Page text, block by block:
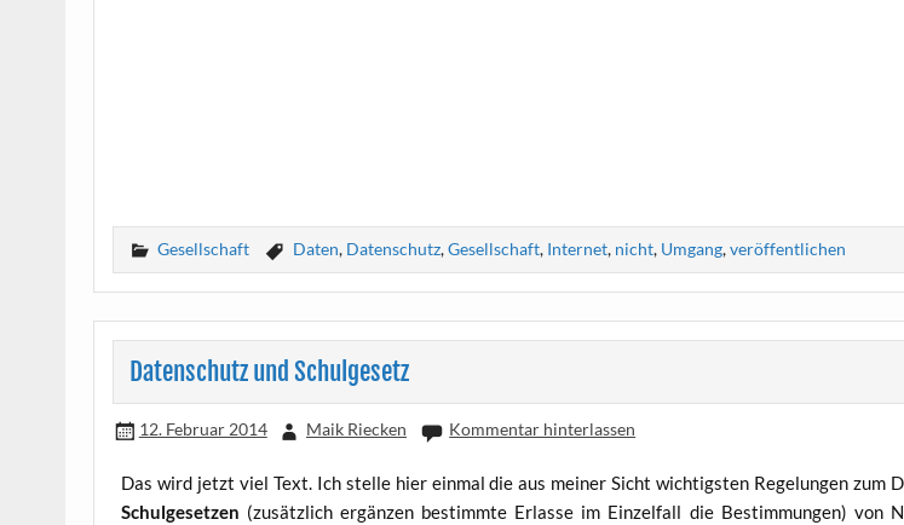
Gesellschaft Daten, Datenschutz,Gesellschaft, Internet, nicht, Umgang,veröffentlichen
Datenschutz und Schulgesetz
12. Februar 2014 Maik Riecken Kommentar hinterlassen
Das wird jetzt viel Text. Ich stel­le hier ein­mal die aus mei­ner Sicht wich­tigs­ten Rege­lun­gen zum
Schul­ge­set­zen (zusätz­lich ergän­zen bestimm­te Erlas­se im Ein­zel­fall die Bestim­mun­gen) von